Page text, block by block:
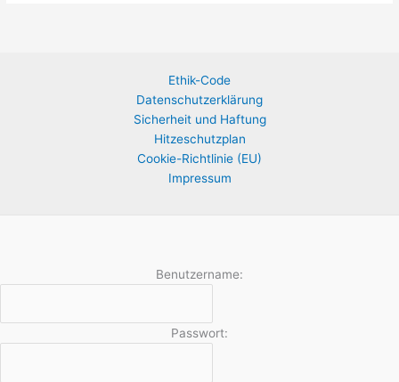
Ethik-Code
Datenschutzerklärung
Sicherheit und Haftung
Hitzeschutzplan
Cookie-Richtlinie (EU)
Impressum
Benutzername:
Passwort: